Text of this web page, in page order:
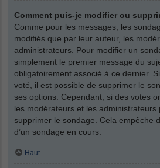
Comment puis-je modifier ou
Comme pour les messages, les
modifiés que par leur auteur, les
administrateurs. Pour modifier un
simplement le premier message du
obligatoirement associé à ce dernier.
voté, il est possible de supprimer le
ses options. Cependant, si des votes
les modérateurs et les administrateurs
supprimer le sondage. Cela empêche
d’un sondage en cours.
Haut